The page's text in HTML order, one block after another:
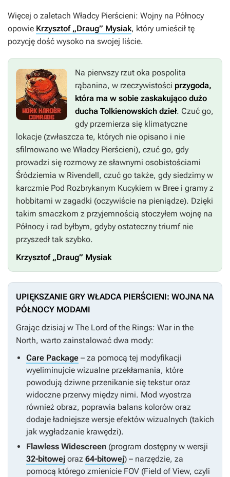
Więcej o zaletach Władcy Pierścieni: Wojny na Północy
opowie Krzysztof „Draug” Mysiak, który umieścił tę
pozycję dość wysoko na swojej liście.
Na pierwszy rzut oka pospolita
rąbanina, w rzeczywistości przygoda,
która ma w sobie zaskakująco dużo
ducha Tolkienowskich dzieł. Czuć go,
gdy przemierza się klimatyczne
lokacje (zwłaszcza te, których nie opisano i nie
sfilmowano we Władcy Pierścieni), czuć go, gdy
prowadzi się rozmowy ze sławnymi osobistościami
Śródziemia w Rivendell, czuć go także, gdy siedzimy w
karczmie Pod Rozbrykanym Kucykiem w Bree i gramy z
hobbitami w zagadki (oczywiście na pieniądze). Dzięki
takim smaczkom z przyjemnością stoczyłem wojnę na
Północy i rad byłbym, gdyby ostateczny triumf nie
przyszedł tak szybko.
Krzysztof „Draug” Mysiak
UPIĘKSZANIE GRY WŁADCA PIERŚCIENI: WOJNA NA
PÓŁNOCY MODAMI
Grając dzisiaj w The Lord of the Rings: War in the
North, warto zainstalować dwa mody:
Care Package – za pomocą tej modyfikacji
wyeliminujcie wizualne przekłamania, które
powodują dziwne przenikanie się tekstur oraz
widoczne przerwy między nimi. Mod wyostrza
również obraz, poprawia balans kolorów oraz
dodaje ładniejsze wersje efektów wizualnych (takich
jak wygładzanie krawędzi).
Flawless Widescreen (program dostępny w wersji
32-bitowej oraz 64-bitowej) – narzędzie, za
pomocą którego zmienicie FOV (Field of View, czyli